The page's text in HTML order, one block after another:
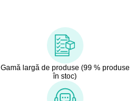
Gamă largă de produse (99 % produse
în stoc)